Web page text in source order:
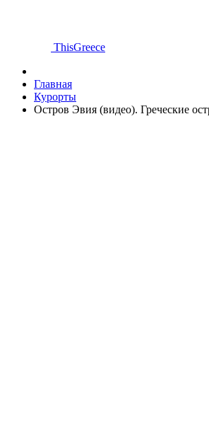
ThisGreece
Главная
Курорты
Остров Эвия (видео). Греческие